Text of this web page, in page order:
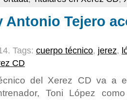
Antonio Tejero
Tags: cuerpo técnico, jerez,
CD
del Xerez CD va a
Toni López